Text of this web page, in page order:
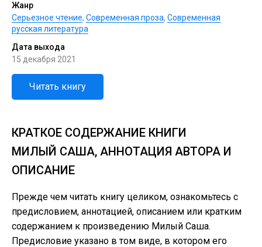
Жанр
Серьезное чтение, Современная проза, Современная
русская литература
Дата выхода
15 декабря 2021
Читать книгу
КРАТКОЕ СОДЕРЖАНИЕ КНИГИ
МИЛЫЙ САША, АННОТАЦИЯ АВТОРА И
ОПИСАНИЕ
Прежде чем читать книгу целиком, ознакомьтесь с
предисловием, аннотацией, описанием или кратким
содержанием к произведению Милый Саша.
Предисловие указано в том виде, в котором его